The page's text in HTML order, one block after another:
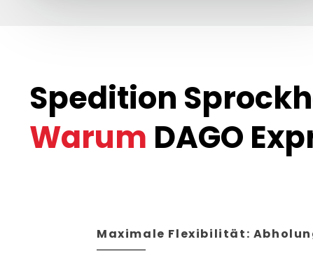
Spedition
Warum DAGO
Maximale Flexibilität: